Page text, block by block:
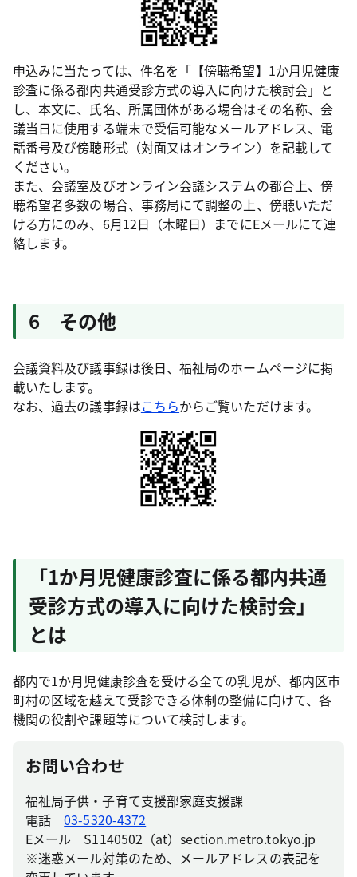
申込みに当たっては、件名を「【傍聴希望】1か月児健康
診査に係る都内共通受診方式の導入に向けた検討会」と
し、本文に、氏名、所属団体がある場合はその名称、会
議当日に使用する端末で受信可能なメールアドレス、電
話番号及び傍聴形式（対面又はオンライン）を記載して
ください。
また、会議室及びオンライン会議システムの都合上、傍
聴希望者多数の場合、事務局にて調整の上、傍聴いただ
ける方にのみ、6月12日（木曜日）までにEメールにて連
絡します。
6 その他
会議資料及び議事録は後日、福祉局のホームページに掲
載いたします。
なお、過去の議事録はこちらからご覧いただけます。
「1か月児健康診査に係る都内共通
受診方式の導入に向けた検討会」
とは
都内で1か月児健康診査を受ける全ての乳児が、都内区市
町村の区域を越えて受診できる体制の整備に向けて、各
機関の役割や課題等について検討します。
お問い合わせ
福祉局子供・子育て支援部家庭支援課
電話03-5320-4372
Eメール S1140502（at）section.metro.tokyo.jp
※迷惑メール対策のため、メールアドレスの表記を